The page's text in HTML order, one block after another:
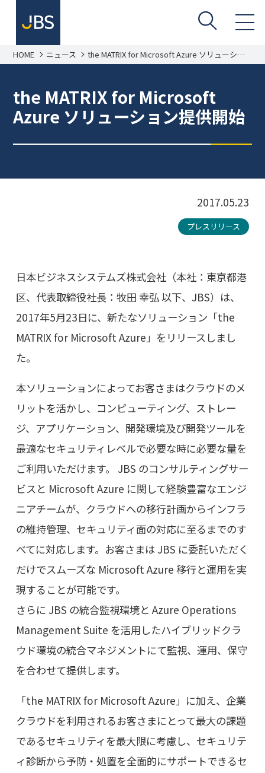
HOME ニュース the MATRIX for Microsoft Azure ソリューショ
ン提供開始
the MATRIX for Microsoft
Azure ソリューション提供開始
2017.05.23
プレスリリース
日本ビジネスシステムズ株式会社（本社：東京都港
区、代表取締役社長：牧田 幸弘 以下、JBS）は、
2017年5月23日に、新たなソリューション「the
MATRIX for Microsoft Azure」をリリースしまし
た。
本ソリューションによってお客さまはクラウドのメ
リットを活かし、コンピューティング、ストレー
ジ、アプリケーション、開発環境及び開発ツールを
最適なセキュリティレベルで必要な時に必要な量を
ご利用いただけます。 JBS のコンサルティングサー
ビスと Microsoft Azure に関して経験豊富なエンジ
ニアチームが、クラウドへの移行計画からインフラ
の維持管理、セキュリティ面の対応に至るまでのす
べてに対応します。お客さまは JBS に委託いただく
だけでスムーズな Microsoft Azure 移行と運用を実
現することが可能です。
さらに JBS の統合監視環境と Azure Operations
Management Suite を活用したハイブリッドクラ
ウド環境の統合マネジメントにて監視、運用、保守
を合わせて提供します。
「the MATRIX for Microsoft Azure」に加え、企業
クラウドを利用されるお客さまにとって最大の課題
であるセキュリティを最大限に考慮し、セキュリテ
ィ診断から予防・処置を全面的にサポートできるセ